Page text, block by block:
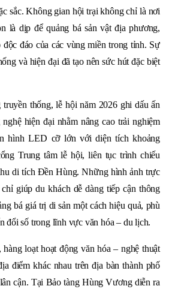
sắc. Không gian hội trại không chỉ là nơi
là dịp để quảng bá sản vật địa phương,
đáo của các vùng miền trong tỉnh. Sự
và hiện đại đã tạo nên sức hút đặc biệt
truyền thống, lễ hội năm 2026 ghi dấu ấn
hiện đại nhằm nâng cao trải nghiệm
hình LED cỡ lớn với diện tích khoảng
Trung tâm lễ hội, liên tục trình chiếu
di tích Đền Hùng. Những hình ảnh trực
giúp du khách dễ dàng tiếp cận thông
bá giá trị di sản một cách hiệu quả, phù
đổi số trong lĩnh vực văn hóa – du lịch.
loạt hoạt động văn hóa – nghệ thuật
điểm khác nhau trên địa bàn thành phố
cận. Tại Bảo tàng Hùng Vương diễn ra